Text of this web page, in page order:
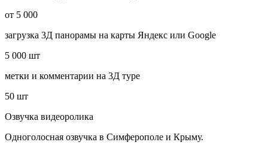
от 5 000
загрузка 3Д панорамы на карты Яндекс или Google
5 000 шт
метки и комментарии на 3Д туре
50 шт
Озвучка видеоролика
Одноголосная озвучка в Симферополе и Крыму.